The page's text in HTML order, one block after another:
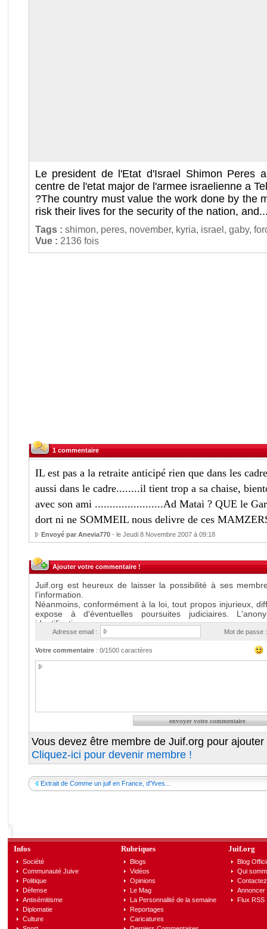
Le president de l'Etat d'Israel Shimon Peres
centre de l'etat major de l'armee israelienne a
?The country must value the work done by the
risk their lives for the security of the nation,
Tags : shimon, peres, november, kyria, israel, gaby,
Vue : 2136 fois
1 commentaire
IL est pas a la retraite anticipé rien que dans les
aussi dans le cadre........il tient trop a sa chaise,
avec son ami .......................Ad Matai ? QUE le
dort ni ne SOMMEIL nous delivre de ces
Envoyé par Anevia770- le Jeudi 8 Novembre 2007 à 09:18
Ajouter votre commentaire !
Adresse email : Mot de passe :
Votre commentaire: 0/1500 caractères
Vous devez être membre de Juif.org pour
Cliquez-ici pour devenir membre !
Extrait de Comme un juif en France, d'Yves...
Infos
Société
Communauté Juive
Politique
Défense
Antisémitisme
Diplomatie
Culture
Rubriques
Blogs
Vidéos
Opinions
Le Mag
La Personnalité de la semaine
Reportages
Caricatures
Juif.org
Blog
Qui
Annoncer
Flux RSS